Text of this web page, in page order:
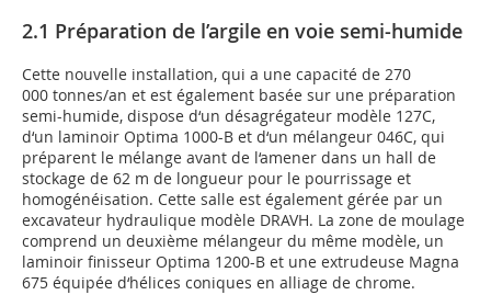
2.1 Préparation de l’argile en voie semi-humide
Cette nouvelle installation, qui a une capacité de 270
000 tonnes/an et est également basée sur une préparation
semi-humide, dispose d‘un désagrégateur modèle 127C,
d‘un laminoir Optima 1000-B et d‘un mélangeur 046C, qui
préparent le mélange avant de l‘amener dans un hall de
stockage de 62 m de longueur pour le pourrissage et
homogénéisation. Cette salle est également gérée par un
excavateur hydraulique modèle DRAVH. La zone de moulage
comprend un deuxième mélangeur du même modèle, un
laminoir finisseur Optima 1200-B et une extrudeuse Magna
675 équipée d‘hélices coniques en alliage de chrome.